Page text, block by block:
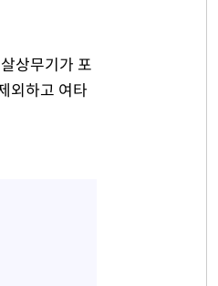
상무기가 포
외하고 여타